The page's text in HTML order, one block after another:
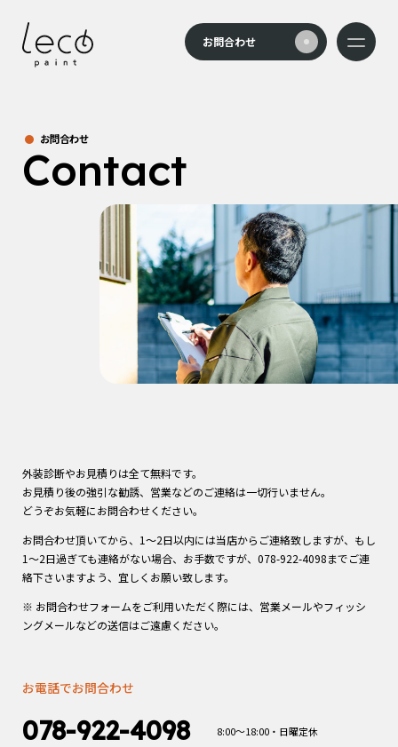
メニュ
お問合わせ
お問合わせ
Contact
外装診断やお見積りは全て無料です。
お見積り後の強引な勧誘、営業などのご連絡は一切行いません。
どうぞお気軽にお問合わせください。
お問合わせ頂いてから、1～2日以内には当店からご連絡致しますが、もし
1～2日過ぎても連絡がない場合、お手数ですが、078-922-4098までご連
絡下さいますよう、宜しくお願い致します。
※ お問合わせフォームをご利用いただく際には、営業メールやフィッシ
ングメールなどの送信はご遠慮ください。
お電話でお問合わせ
078-922-4098 8:00～18:00・日曜定休